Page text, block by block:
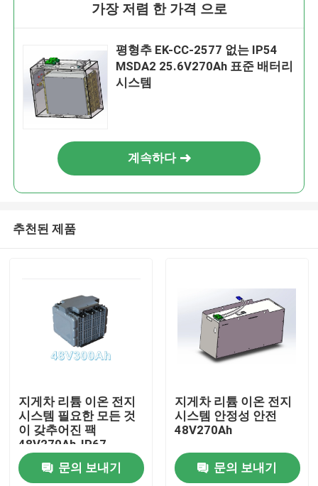
가장 저렴 한 가격 으로
평형추 EK-CC-2577 없는 IP54
MSDA2 25.6V270Ah 표준 배터리
시스템
계속하다
추천된 제품
지게차 리튬 이온 전지
시스템 필요한 모든 것
이 갖추어진 팩
48V270Ah-IP67
문의 보내기
지게차 리튬 이온 전지
시스템 안정성 안전
48V270Ah
문의 보내기